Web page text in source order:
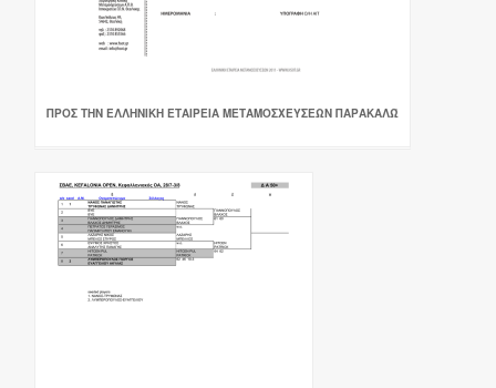
ΠΡΟΣ ΤΗΝ ΕΛΛΗΝΙΚΗ ΕΤΑΙΡΕΙΑ ΜΕΤΑΜΟΣΧΕΥΣΕΩΝ ΠΑΡΑΚΑΛΏ